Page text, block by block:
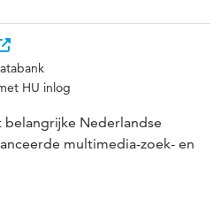
HU inlog
Nederlandse
multimedia-zoek- en